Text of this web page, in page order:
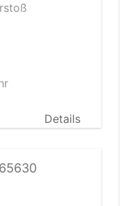
Details